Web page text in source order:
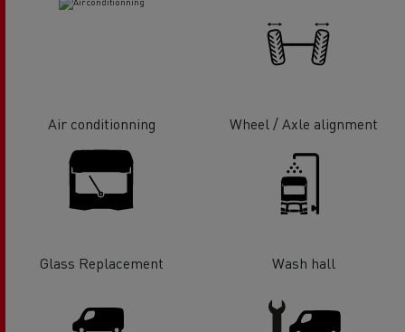
Air conditionning Wheel / Axle alignment
Glass Replacement Wash hall